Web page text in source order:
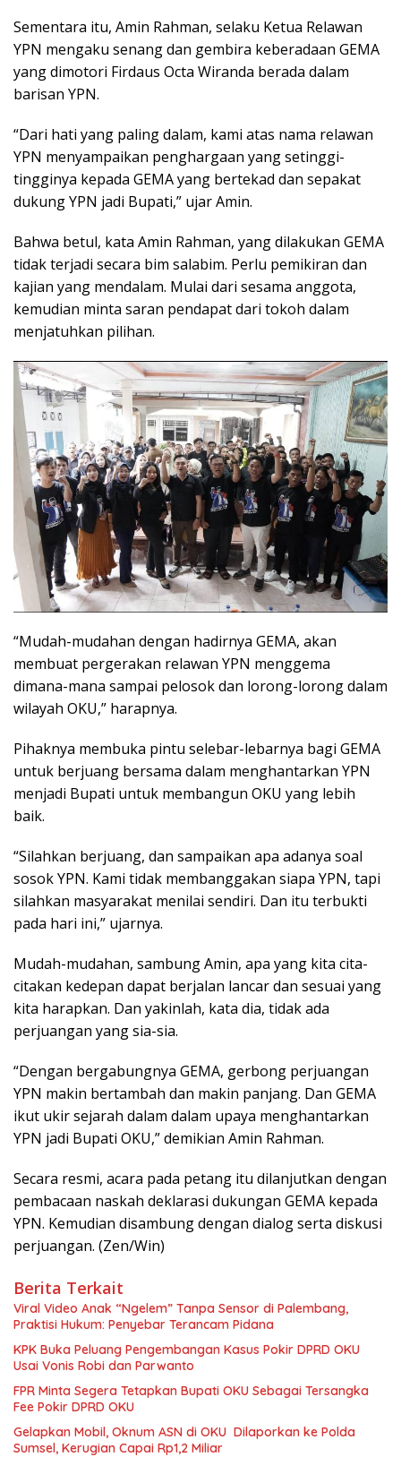
Sementara itu, Amin Rahman, selaku Ketua Relawan
YPN mengaku senang dan gembira keberadaan GEMA
yang dimotori Firdaus Octa Wiranda berada dalam
barisan YPN.
“Dari hati yang paling dalam, kami atas nama relawan
YPN menyampaikan penghargaan yang setinggi-
tingginya kepada GEMA yang bertekad dan sepakat
dukung YPN jadi Bupati,” ujar Amin.
Bahwa betul, kata Amin Rahman, yang dilakukan GEMA
tidak terjadi secara bim salabim. Perlu pemikiran dan
kajian yang mendalam. Mulai dari sesama anggota,
kemudian minta saran pendapat dari tokoh dalam
menjatuhkan pilihan.
“Mudah-mudahan dengan hadirnya GEMA, akan
membuat pergerakan relawan YPN menggema
dimana-mana sampai pelosok dan lorong-lorong dalam
wilayah OKU,” harapnya.
Pihaknya membuka pintu selebar-lebarnya bagi GEMA
untuk berjuang bersama dalam menghantarkan YPN
menjadi Bupati untuk membangun OKU yang lebih
baik.
“Silahkan berjuang, dan sampaikan apa adanya soal
sosok YPN. Kami tidak membanggakan siapa YPN, tapi
silahkan masyarakat menilai sendiri. Dan itu terbukti
pada hari ini,” ujarnya.
Mudah-mudahan, sambung Amin, apa yang kita cita-
citakan kedepan dapat berjalan lancar dan sesuai yang
kita harapkan. Dan yakinlah, kata dia, tidak ada
perjuangan yang sia-sia.
“Dengan bergabungnya GEMA, gerbong perjuangan
YPN makin bertambah dan makin panjang. Dan GEMA
ikut ukir sejarah dalam dalam upaya menghantarkan
YPN jadi Bupati OKU,” demikian Amin Rahman.
Secara resmi, acara pada petang itu dilanjutkan dengan
pembacaan naskah deklarasi dukungan GEMA kepada
YPN. Kemudian disambung dengan dialog serta diskusi
perjuangan. (Zen/Win)
Berita Terkait
Viral Video Anak “Ngelem” Tanpa Sensor di Palembang,
Praktisi Hukum: Penyebar Terancam Pidana
KPK Buka Peluang Pengembangan Kasus Pokir DPRD OKU
Usai Vonis Robi dan Parwanto
FPR Minta Segera Tetapkan Bupati OKU Sebagai Tersangka
Fee Pokir DPRD OKU
Gelapkan Mobil, Oknum ASN di OKU Dilaporkan ke Polda
Sumsel, Kerugian Capai Rp1,2 Miliar